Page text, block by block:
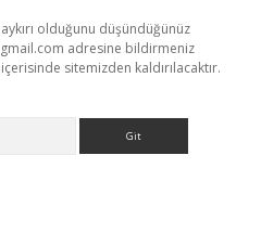
olduğunu düşündüğünüz
adresine bildirmeniz
sitemizden kaldırılacaktır.